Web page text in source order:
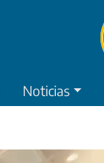
Noticias